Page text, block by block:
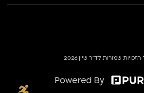
שמורות לד״ר שיין 2026
Powered By